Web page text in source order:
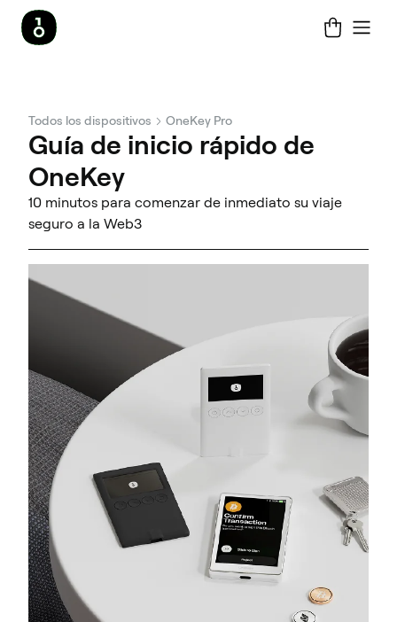
Todos los dispositivos OneKey Pro
Guía de inicio rápido de
OneKey
10 minutos para comenzar de inmediato su viaje
seguro a la Web3